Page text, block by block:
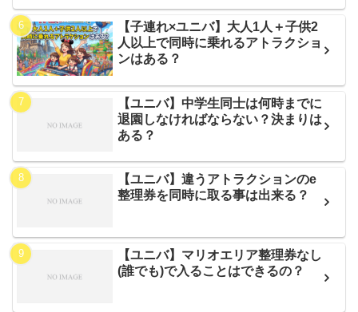
【子連れ×ユニバ】大人1人＋子供2
人以上で同時に乗れるアトラクショ
ンはある？
【ユニバ】中学生同士は何時までに
退園しなければならない？決まりは
ある？
【ユニバ】違うアトラクションのe
整理券を同時に取る事は出来る？
【ユニバ】マリオエリア整理券なし
(誰でも)で入ることはできるの？